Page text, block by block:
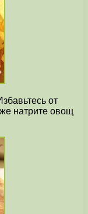
от
натрите овощ